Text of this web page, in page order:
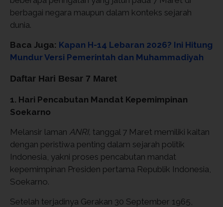
berbagai negara maupun dalam konteks sejarah
dunia.
Baca Juga: Kapan H-14 Lebaran 2026? Ini Hitung
Mundur Versi Pemerintah dan Muhammadiyah
Daftar Hari Besar 7 Maret
1. Hari Pencabutan Mandat Kepemimpinan
Soekarno
Melansir laman ANRI, tanggal 7 Maret memiliki kaitan
dengan peristiwa penting dalam sejarah politik
Indonesia, yakni proses pencabutan mandat
kepemimpinan Presiden pertama Republik Indonesia,
Soekarno.
Setelah terjadinya Gerakan 30 September 1965,